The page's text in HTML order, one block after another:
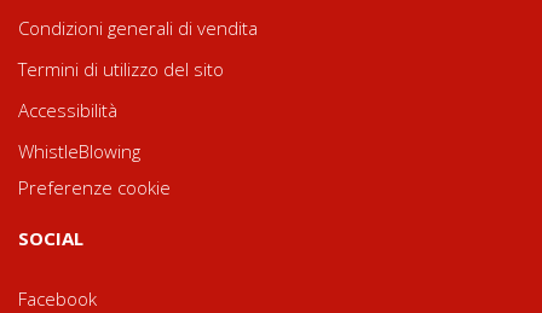
Condizioni generali di vendita
Termini di utilizzo del sito
Accessibilità
WhistleBlowing
Preferenze cookie
SOCIAL
Facebook